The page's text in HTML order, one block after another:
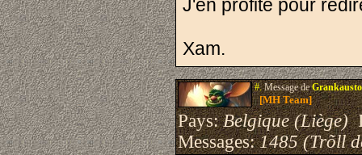
J'en profite pour
Xam.
#.Message deGrankausto
[MH Team]
Pays:Belgique (Liège)
Messages:1485 (Trõll